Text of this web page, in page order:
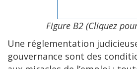
Figure B2 (Cliquez
Une réglementation
gouvernance sont des